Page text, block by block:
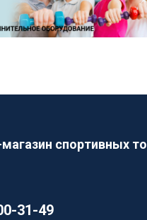
спортивных
31-49